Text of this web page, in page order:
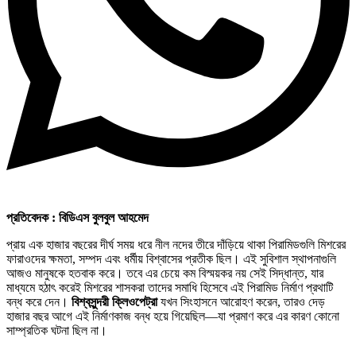
প্রতিবেদক : বিডিএস বুলবুল আহমেদ
প্রায় এক হাজার বছরের দীর্ঘ সময় ধরে নীল নদের তীরে দাঁড়িয়ে থাকা পিরামিডগুলি মিশরের
ফারাওদের ক্ষমতা, সম্পদ এবং ধর্মীয় বিশ্বাসের প্রতীক ছিল। এই সুবিশাল স্থাপনাগুলি
আজও মানুষকে হতবাক করে। তবে এর চেয়ে কম বিস্ময়কর নয় সেই সিদ্ধান্ত, যার
মাধ্যমে হঠাৎ করেই মিশরের শাসকরা তাদের সমাধি হিসেবে এই পিরামিড নির্মাণ প্রথাটি
বন্ধ করে দেন। বিশ্বসুন্দরী ক্লিওপেট্রাযখন সিংহাসনে আরোহণ করেন, তারও দেড়
হাজার বছর আগে এই নির্মাণকাজ বন্ধ হয়ে গিয়েছিল—যা প্রমাণ করে এর কারণ কোনো
সাম্প্রতিক ঘটনা ছিল না।